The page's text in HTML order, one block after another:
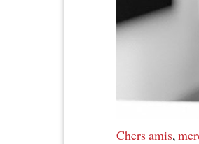
Chers amis,